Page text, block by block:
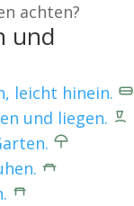
achten?
und
leicht hinein.
und liegen.